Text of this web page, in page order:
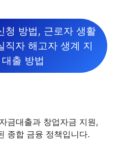
청 방법, 근로자 생활
직자 해고자 생계 지
출 방법
금대출과 창업자금 지원,
종합 금융 정책입니다.